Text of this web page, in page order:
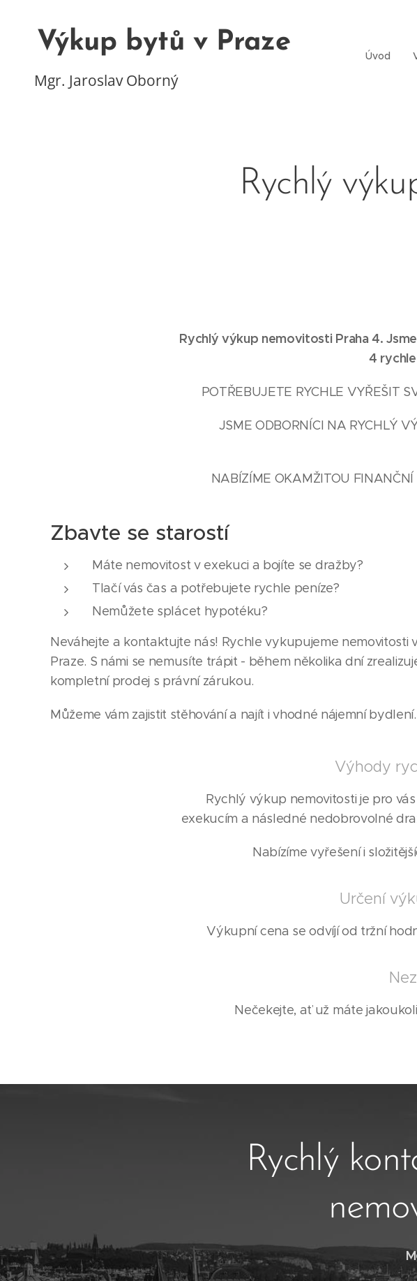
Výkup bytů v Praze
Mgr. Jaroslav Oborný
Úvod
Rychlý
Rychlý výkup nemovitosti Praha 4.
4
POTŘEBUJETE RYCHLE VYŘEŠIT
JSME ODBORNÍCI NA RYCHLÝ
NABÍZÍME OKAMŽITOU
Zbavte se starostí
Máte nemovitost v exekuci a bojíte se dražby?
Tlačí vás čas a potřebujete rychle peníze?
Nemůžete splácet hypotéku?
Neváhejte a kontaktujte nás! Rychle vykupujeme nemovitosti
Praze. S námi se nemusíte trápit - během několika dní
kompletní prodej s právní zárukou.
Můžeme vám zajistit stěhování a najít i vhodné nájemní bydlení.
Výhody
Rychlý výkup nemovitosti je pro
exekucím a následné nedobrovolné
Nabízíme vyřešení i
Určení
Výkupní cena se odvíjí od tržní
Nečekejte, ať už máte
Rychlý